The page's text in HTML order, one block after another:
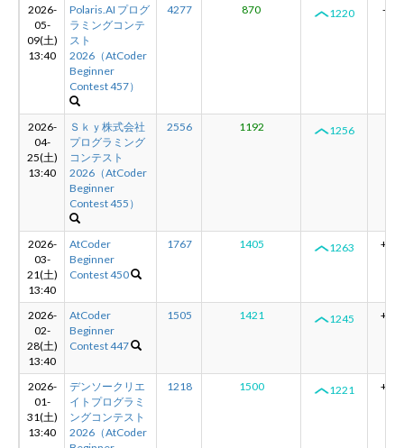
2026-
05-
09(土)
13:40
Polaris.AI プログ
ラミングコンテ
スト
2026（AtCoder
Beginner
Contest 457）
4277 870 1220 -36
2026-
04-
25(土)
13:40
Ｓｋｙ株式会社
プログラミング
コンテスト
2026（AtCoder
Beginner
Contest 455）
2556 1192 1256
2026-
03-
21(土)
13:40
AtCoder
Beginner
Contest 450
1767 1405 1263 +18
2026-
02-
28(土)
13:40
AtCoder
Beginner
Contest 447
1505 1421 1245 +24
2026-
01-
31(土)
13:40
デンソークリエ
イトプログラミ
ングコンテスト
2026（AtCoder
1218 1500 1221 +39